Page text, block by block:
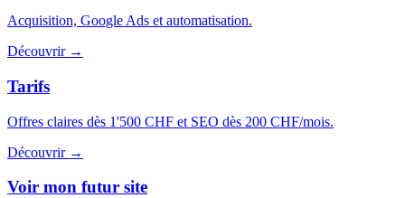
Acquisition, Google Ads et automatisation.
Découvrir →
Tarifs
Offres claires dès 1'500 CHF et SEO dès 200 CHF/mois.
Découvrir →
Voir mon futur site